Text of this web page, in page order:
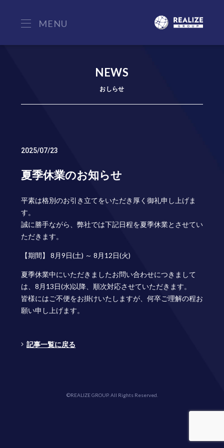
NEWS
おしらせ
2025/07/23
夏季休業のお知らせ
平素は格別のお引き立てをいただき厚く御礼申し上げま
す。
誠に勝手ながら、弊社では下記日程を夏季休業とさせてい
ただきます。
【期間】 8月9日(土) ～ 8月12日(火)
夏季休業中にいただきましたお問い合わせにつきまして
は、8月13日(水)以降、順次対応させていただきます。
皆様にはご不便をお掛けいたしますが、何卒ご理解の程お
願い申し上げます。
記事一覧に戻る
©REALIZE GROUP. All Rights Reserved.
MENU